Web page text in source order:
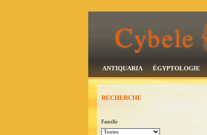
ANTIQUARIA ÉGYPTOLOGIE
RECHERCHE
Famille